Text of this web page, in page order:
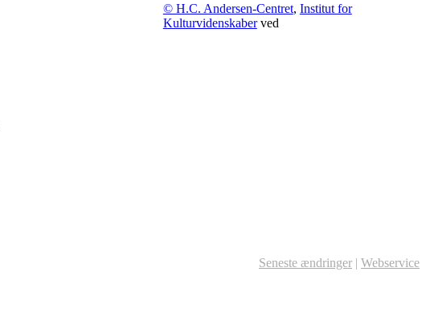
© H.C. Andersen-Centret, Institut for
Kulturvidenskaberved
Seneste ændringer | Webservice